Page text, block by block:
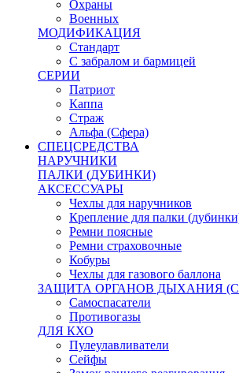
Охраны
Военных
МОДИФИКАЦИЯ
Стандарт
С забралом и бармицей
СЕРИИ
Патриот
Каппа
Страж
Альфа (Сфера)
СПЕЦСРЕДСТВА
НАРУЧНИКИ
ПАЛКИ (ДУБИНКИ)
АКСЕССУАРЫ
Чехлы для наручников
Крепление для палки
Ремни поясные
Ремни страховочные
Кобуры
Чехлы для газового баллона
ЗАЩИТА ОРГАНОВ ДЫХАНИЯ
Самоспасатели
Противогазы
ДЛЯ КХО
Пулеулавливатели
Сейфы